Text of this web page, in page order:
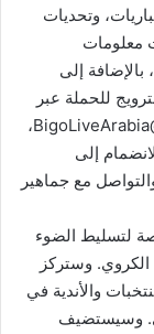
وتحديات
معلومات
إلى
للحملة عبر
القنوات الرسمية للمنصة، بما في ذلك حساب @BigoLiveArabia،
إلى
مع جماهير
لتسليط الضوء
وستركز
والأندية في
وسيستضيف